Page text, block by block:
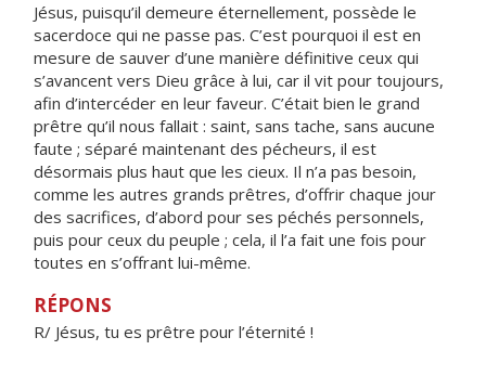
Jésus, puisqu’il demeure éternellement, possède le
sacerdoce qui ne passe pas. C’est pourquoi il est en
mesure de sauver d’une manière définitive ceux qui
s’avancent vers Dieu grâce à lui, car il vit pour toujours,
afin d’intercéder en leur faveur. C’était bien le grand
prêtre qu’il nous fallait : saint, sans tache, sans aucune
faute ; séparé maintenant des pécheurs, il est
désormais plus haut que les cieux. Il n’a pas besoin,
comme les autres grands prêtres, d’offrir chaque jour
des sacrifices, d’abord pour ses péchés personnels,
puis pour ceux du peuple ; cela, il l’a fait une fois pour
toutes en s’offrant lui-même.
RÉPONS
R/ Jésus, tu es prêtre pour l’éternité !